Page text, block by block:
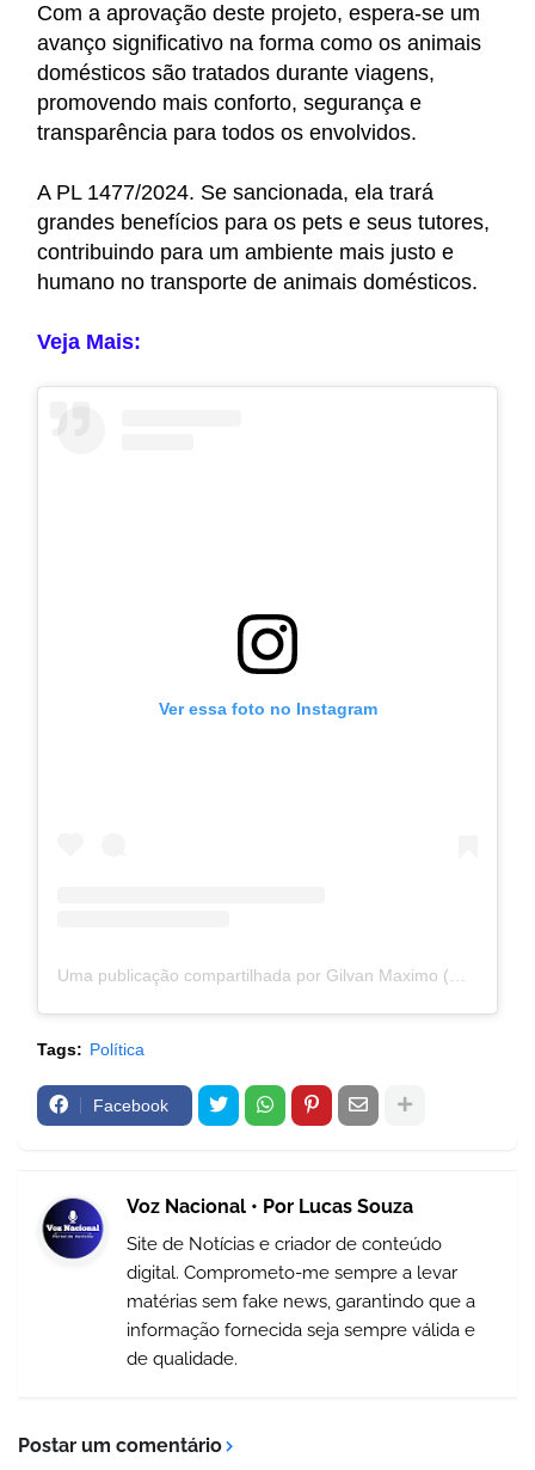
Com a aprovação deste projeto, espera-se um
avanço significativo na forma como os animais
domésticos são tratados durante viagens,
promovendo mais conforto, segurança e
transparência para todos os envolvidos.
A PL 1477/2024. Se sancionada, ela trará
grandes benefícios para os pets e seus tutores,
contribuindo para um ambiente mais justo e
humano no transporte de animais domésticos.
Veja Mais:
Ver essa foto no Instagram
Tags: Política
Facebook
Voz Nacional • Por Lucas Souza
Site de Notícias e criador de conteúdo
digital. Comprometo-me sempre a levar
matérias sem fake news, garantindo que a
informação fornecida seja sempre válida e
de qualidade.
Postar um comentário